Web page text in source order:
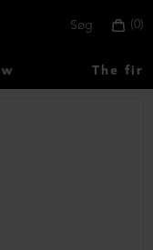
0
Søg
The first